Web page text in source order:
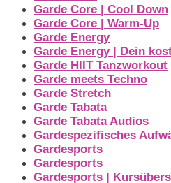
Garde Core | Cool Down
Garde Core | Warm-Up
Garde Energy
Garde Energy | Dein
Garde HIIT Tanzworkout
Garde meets Techno
Garde Stretch
Garde Tabata
Garde Tabata Audios
Gardespezifisches
Gardesports
Gardesports
Gardesports |